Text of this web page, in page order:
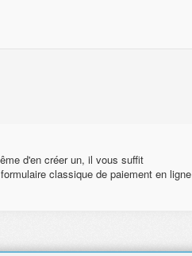
d'en créer un, il vous suffit
classique de paiement en ligne